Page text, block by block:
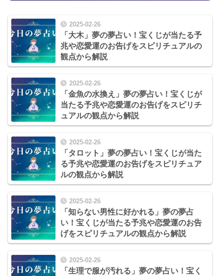
2025-02-26
「大木」夢の夢占い！宝くじが当たる予
兆や恋愛運のお告げをスピリチュアルの
観点から解説
2025-02-26
「金魚の水換え」夢の夢占い！宝くじが
当たる予兆や恋愛運のお告げをスピリチ
ュアルの観点から解説
2025-02-26
「タロット」夢の夢占い！宝くじが当た
る予兆や恋愛運のお告げをスピリチュア
ルの観点から解説
2025-02-26
「知らない男性に好かれる」夢の夢占
い！宝くじが当たる予兆や恋愛運のお告
げをスピリチュアルの観点から解説
2025-02-26
「生理で服が汚れる」夢の夢占い！宝く